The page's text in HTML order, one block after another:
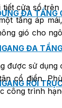
ĐA TẦNG
ĐA
RỜI
cửa sổ trên
tầng áp
gió cho
được sử
cổ điển.
công trình